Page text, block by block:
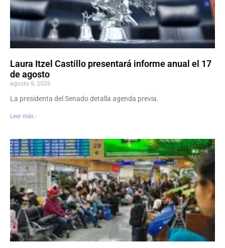
Laura Itzel Castillo presentará informe anual el 17
de agosto
agosto 9, 2026
La presidenta del Senado detalla agenda previa.
Leer más ›